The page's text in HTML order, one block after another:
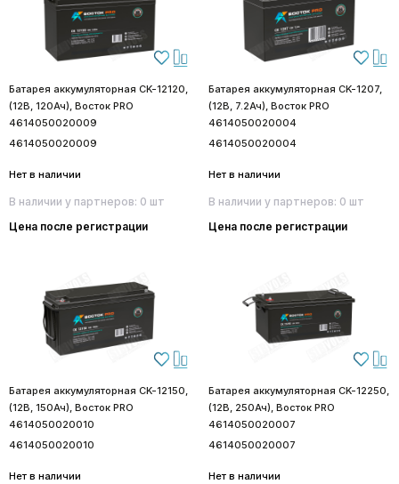
Батарея аккумуляторная CK-12120,
(12В, 120Ач), Восток PRO
4614050020009
4614050020009
Нет в наличии
В наличии у партнеров: 0 шт
Цена после регистрации
Батарея аккумуляторная CK-1207,
(12В, 7.2Ач), Восток PRO
4614050020004
4614050020004
Нет в наличии
В наличии у партнеров: 0 шт
Цена после регистрации
Батарея аккумуляторная CK-12150,
(12В, 150Ач), Восток PRO
4614050020010
4614050020010
Нет в наличии
Батарея аккумуляторная CK-12250,
(12В, 250Ач), Восток PRO
4614050020007
4614050020007
Нет в наличии